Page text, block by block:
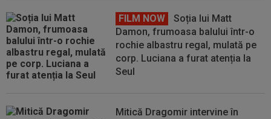
FILM NOW
Soția lui Matt
Damon, frumoasa balului într-o
rochie albastru regal, mulată pe
corp. Luciana a furat atenția la
Seul
Mitică Dragomir intervine în